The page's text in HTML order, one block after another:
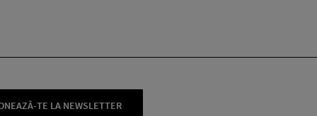
TE LA NEWSLETTER